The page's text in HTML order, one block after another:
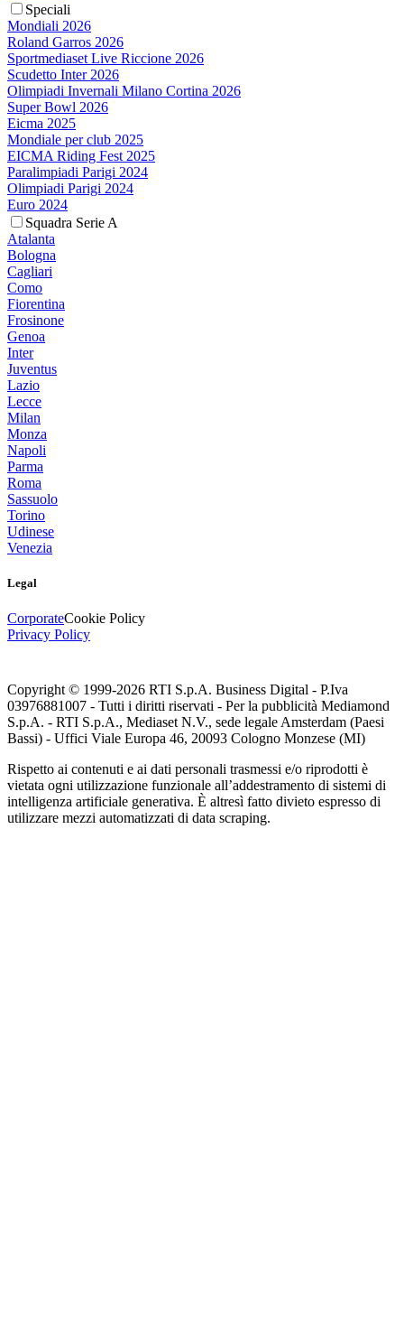
Speciali
Mondiali 2026
Roland Garros 2026
Sportmediaset Live Riccione 2026
Scudetto Inter 2026
Olimpiadi Invernali Milano Cortina 2026
Super Bowl 2026
Eicma 2025
Mondiale per club 2025
EICMA Riding Fest 2025
Paralimpiadi Parigi 2024
Olimpiadi Parigi 2024
Euro 2024
Squadra Serie A
Atalanta
Bologna
Cagliari
Como
Fiorentina
Frosinone
Genoa
Inter
Juventus
Lazio
Lecce
Milan
Monza
Napoli
Parma
Roma
Sassuolo
Torino
Udinese
Venezia
Legal
CorporateCookie Policy
Privacy Policy
Copyright © 1999-2026 RTI S.p.A. Business Digital - P.Iva
03976881007 - Tutti i diritti riservati - Per la pubblicità Mediamond
S.p.A. - RTI S.p.A., Mediaset N.V., sede legale Amsterdam (Paesi
Bassi) - Uffici Viale Europa 46, 20093 Cologno Monzese (MI)
Rispetto ai contenuti e ai dati personali trasmessi e/o riprodotti è
vietata ogni utilizzazione funzionale all’addestramento di sistemi di
intelligenza artificiale generativa. È altresì fatto divieto espresso di
utilizzare mezzi automatizzati di data scraping.